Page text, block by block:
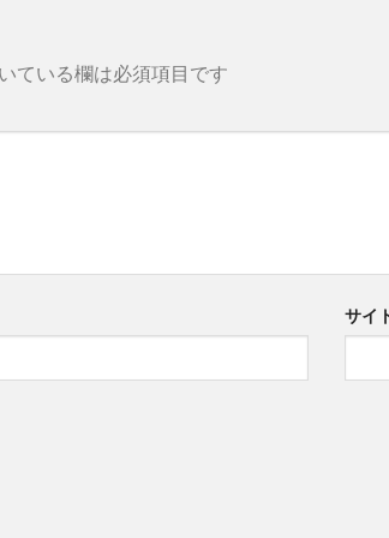
ている欄は必須項目です
サイ